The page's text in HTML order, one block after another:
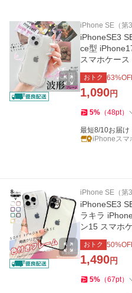
iPhone SE（第3
iPhoneSE3
ce型
スマホケース
2 14 カバー
おトク 63
1,090円
5% （48pt）
最短8/10お届け
iPhoneスマ
iPhone SE（第3
iPhoneSE3
ラキラ
ン15 スマホ
4 カバー
おトク 50
1,490円
5% （67pt）